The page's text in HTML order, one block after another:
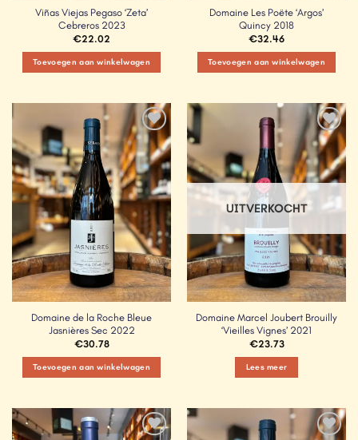
Viñas Viejas Pegaso ‘Zeta’
Cebreros 2023
€22.02
Toevoegen aan winkelwagen
Domaine Les Poëte ‘Argos’
Quincy 2018
€32.46
Toevoegen aan winkelwagen
Add to
Wishlist
Domaine de la Roche Bleue
Jasnières Sec 2022
€30.78
Toevoegen aan winkelwagen
Add to
Wishlist
UITVERKOCHT
Domaine Marcel Joubert Brouilly
‘Vieilles Vignes’ 2021
€23.73
Lees meer